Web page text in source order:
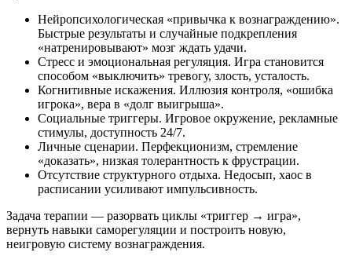
Нейропсихологическая «привычка к вознаграждению».
Быстрые результаты и случайные подкрепления
«натренировывают» мозг ждать удачи.
Стресс и эмоциональная регуляция. Игра становится
способом «выключить» тревогу, злость, усталость.
Когнитивные искажения. Иллюзия контроля, «ошибка
игрока», вера в «долг выигрыша».
Социальные триггеры. Игровое окружение, рекламные
стимулы, доступность 24/7.
Личные сценарии. Перфекционизм, стремление
«доказать», низкая толерантность к фрустрации.
Отсутствие структурного отдыха. Недосып, хаос в
расписании усиливают импульсивность.
Задача терапии — разорвать циклы «триггер → игра»,
вернуть навыки саморегуляции и построить новую,
неигровую систему вознаграждения.